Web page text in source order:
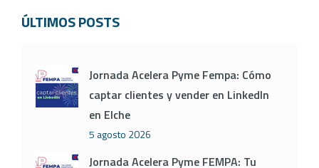
ÚLTIMOS POSTS
Jornada Acelera Pyme Fempa: Cómo
captar clientes y vender en LinkedIn
en Elche
5 agosto 2026
Jornada Acelera Pyme FEMPA: Tu